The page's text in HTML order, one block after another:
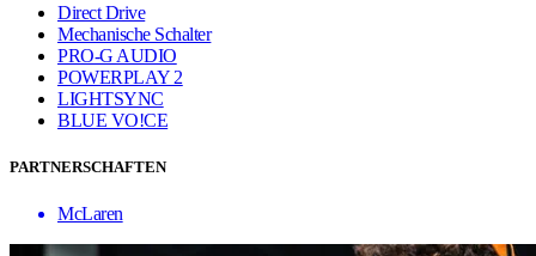
Direct Drive
Mechanische Schalter
PRO-G AUDIO
POWERPLAY 2
LIGHTSYNC
BLUE VO!CE
PARTNERSCHAFTEN
McLaren